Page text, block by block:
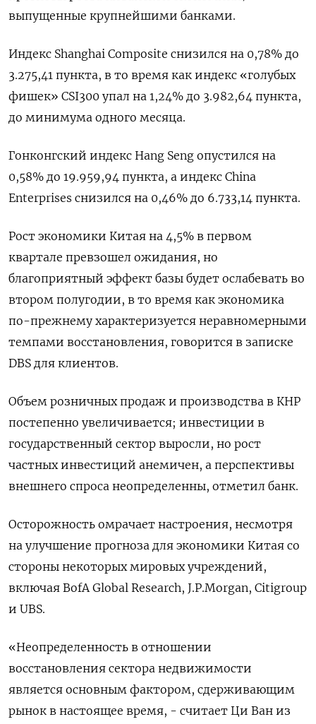
выпущенные крупнейшими банками.
Индекс Shanghai Composite снизился на 0,78% до
3.275,41 пункта, в то время как индекс «голубых
фишек» CSI300 упал на 1,24% до 3.982,64 пункта,
до минимума одного месяца.
Гонконгский индекс Hang Seng опустился на
0,58% до 19.959,94​ пункта, а индекс China
Enterprises снизился на 0,46% до 6.733,14 пункта.
Рост экономики Китая на 4,5% в первом
квартале превзошел ожидания, но
благоприятный эффект базы будет ослабевать во
втором полугодии, в то время как экономика
по-прежнему характеризуется неравномерными
темпами восстановления, говорится в записке
DBS для клиентов.
Объем розничных продаж и производства в КНР
постепенно увеличивается; инвестиции в
государственный сектор выросли, но рост
частных инвестиций анемичен, а перспективы
внешнего спроса неопределенны, отметил банк.
Осторожность омрачает настроения, несмотря
на улучшение прогноза для экономики Китая со
стороны некоторых мировых учреждений,
включая BofA Global Research, J.P.Morgan, Citigroup
и UBS.
«Неопределенность в отношении
восстановления сектора недвижимости
является основным фактором, сдерживающим
рынок в настоящее время, - считает Ци Ван из